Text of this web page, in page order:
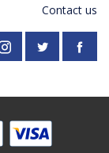
Contact us
Facebook